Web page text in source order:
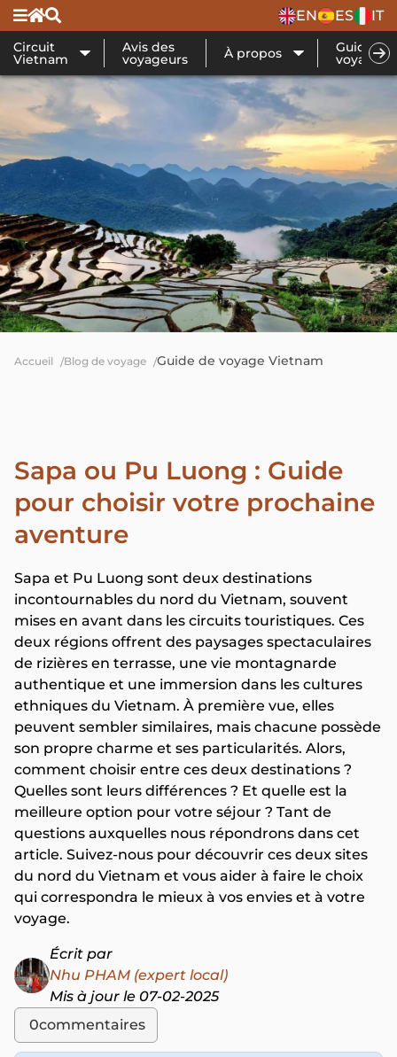
EN ES IT
Circuit
Vietnam
Avis des
voyageurs À propos Guide de
voyage
Accueil Blog de voyage Guide de voyage Vietnam
Sapa ou Pu Luong : Guide
pour choisir votre prochaine
aventure
Sapa et Pu Luong sont deux destinations
incontournables du nord du Vietnam, souvent
mises en avant dans les circuits touristiques. Ces
deux régions offrent des paysages spectaculaires
de rizières en terrasse, une vie montagnarde
authentique et une immersion dans les cultures
ethniques du Vietnam. À première vue, elles
peuvent sembler similaires, mais chacune possède
son propre charme et ses particularités. Alors,
comment choisir entre ces deux destinations ?
Quelles sont leurs différences ? Et quelle est la
meilleure option pour votre séjour ? Tant de
questions auxquelles nous répondrons dans cet
article. Suivez-nous pour découvrir ces deux sites
du nord du Vietnam et vous aider à faire le choix
qui correspondra le mieux à vos envies et à votre
voyage.
Écrit par
Nhu PHAM (expert local)
Mis à jour le 07-02-2025
0commentaires